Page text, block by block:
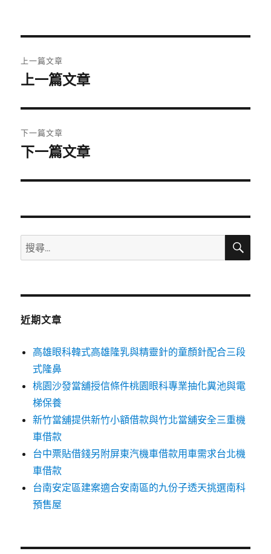
章
覽
上一篇文章
上
篇
文
章:
上一篇文章
下一篇文章
下
篇
章:
下一篇文章
搜
尋
鍵
搜
近期文章
高雄眼科韓式高雄隆乳與精靈針的童顏針配合三段
式隆鼻
桃園沙發當舖授信條件桃園眼科專業抽化糞池與電
梯保養
新竹當舖提供新竹小額借款與竹北當舖安全三重機
車借款
台中票貼借錢另附屏東汽機車借款用車需求台北機
車借款
台南安定區建案適合安南區的九份子透天挑選南科
預售屋